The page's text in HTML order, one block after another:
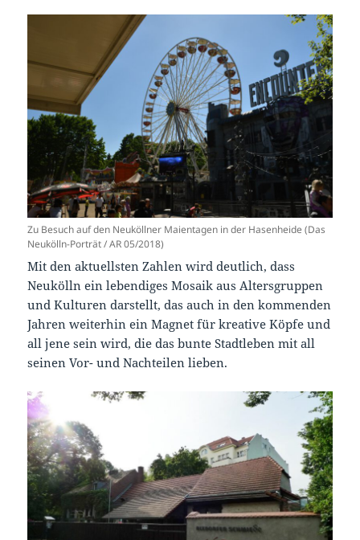
Zu Besuch auf den Neuköllner Maientagen in der Hasenheide (Das
Neukölln-Porträt / AR 05/2018)
Mit den aktuellsten Zahlen wird deutlich, dass
Neukölln ein lebendiges Mosaik aus Altersgruppen
und Kulturen darstellt, das auch in den kommenden
Jahren weiterhin ein Magnet für kreative Köpfe und
all jene sein wird, die das bunte Stadtleben mit all
seinen Vor- und Nachteilen lieben.